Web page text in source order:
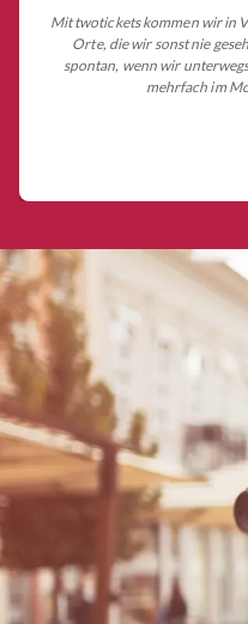
Mit twotickets kommen wir in
Orte, die wir sonst nie
spontan, wenn wir
mehrfach im